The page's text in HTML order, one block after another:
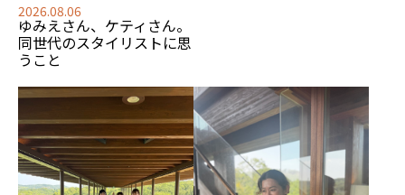
2026.08.06
ゆみえさん、ケティさん。
同世代のスタイリストに思
うこと